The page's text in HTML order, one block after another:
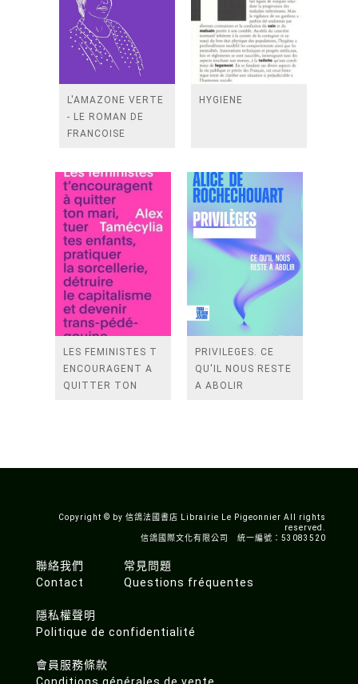
L'AMAZONE VERTE
- LE ROMAN DE
FRANCOISE
HYGIENE
LES FEMINISTES T
ENCOURAGENT A
QUITTER TON
DETRUIR
PRIVILEGES. CE
QU'IL NOUS RESTE
A ABOLIR
Copyright © by 信鴿法國書店 Librairie Le Pigeonnier All rights
reserved.
信鴿國際文化有限公司 統一編號：53083520
聯絡我們
Contact
常見問題
Questions fréquentes
隱私權聲明
Politique de confidentialité
會員服務條款